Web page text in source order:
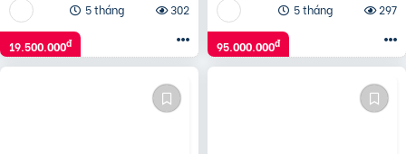
5 tháng
302
19.500.000đ
5 tháng
297
95.000.000đ